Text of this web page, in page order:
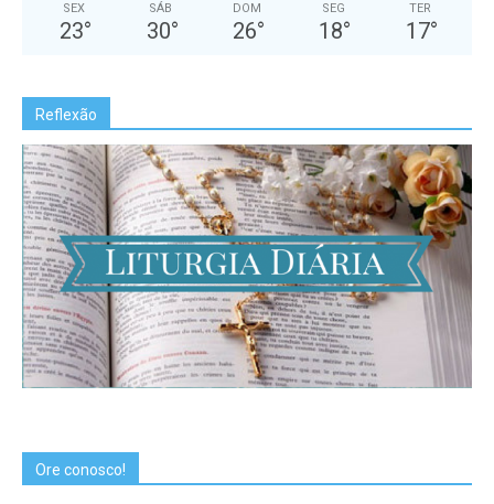
SEX
23°
SÁB
30°
DOM
26°
SEG
18°
TER
17°
Reflexão
Ore conosco!